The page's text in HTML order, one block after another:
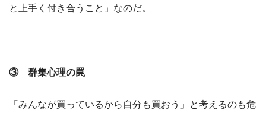
と上手く付き合うこと」なのだ。
③ 群集心理の罠
「みんなが買っているから自分も買おう」と考えるのも危